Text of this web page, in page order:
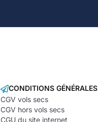
CONDITIONS GÉNÉRALES
CGV vols secs
CGV hors vols secs
CGU du site internet